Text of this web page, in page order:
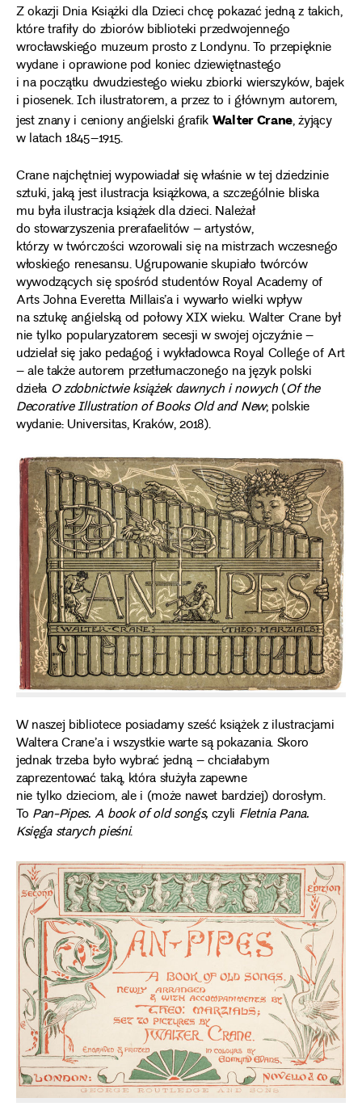
Z okazji Dnia Książki dla Dzieci chcę pokazać jedną z takich,
które trafiły do zbiorów biblioteki przedwojennego
wrocławskiego muzeum prosto z Londynu. To przepięknie
wydane i oprawione pod koniec dziewiętnastego
i na początku dwudziestego wieku zbiorki wierszyków, bajek
i piosenek. Ich ilustratorem, a przez to i głównym autorem,
jest znany i ceniony angielski grafik Walter Crane, żyjący
w latach 1845–1915.
Crane najchętniej wypowiadał się właśnie w tej dziedzinie
sztuki, jaką jest ilustracja książkowa, a szczególnie bliska
mu była ilustracja książek dla dzieci. Należał
do stowarzyszenia prerafaelitów – artystów,
którzy w twórczości wzorowali się na mistrzach wczesnego
włoskiego renesansu. Ugrupowanie skupiało twórców
wywodzących się spośród studentów Royal Academy of
Arts Johna Everetta Millais’a i wywarło wielki wpływ
na sztukę angielską od połowy XIX wieku. Walter Crane był
nie tylko popularyzatorem secesji w swojej ojczyźnie –
udzielał się jako pedagog i wykładowca Royal College of Art
– ale także autorem przetłumaczonego na język polski
dzieła O zdobnictwie książek dawnych i nowych(Of the
Decorative Illustration of Books Old and New; polskie
wydanie: Universitas, Kraków, 2018).
W naszej bibliotece posiadamy sześć książek z ilustracjami
Waltera Crane’a i wszystkie warte są pokazania. Skoro
jednak trzeba było wybrać jedną – chciałabym
zaprezentować taką, która służyła zapewne
nie tylko dzieciom, ale i (może nawet bardziej) dorosłym.
To Pan-Pipes. A book of old songs,czyli Fletnia Pana.
Księga starych pieśni.